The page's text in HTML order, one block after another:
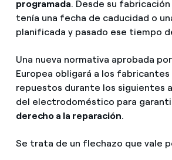
programada. Desde su
tenía una fecha de caducidad o
planificada y pasado ese tiempo
Una nueva normativa aprobada
Europea obligará a los
repuestos durante los siguientes
del electrodoméstico para
derecho a la reparación.
Se trata de un flechazo que vale